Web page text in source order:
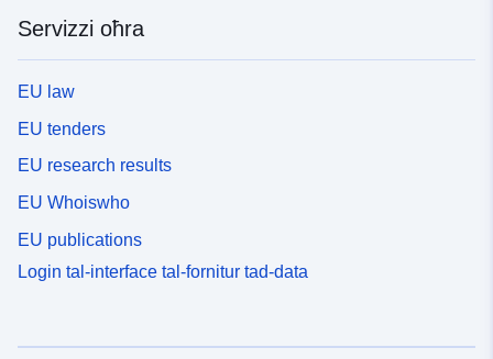
Servizzi oħra
EU law
EU tenders
EU research results
EU Whoiswho
EU publications
Login tal-interface tal-fornitur tad-data